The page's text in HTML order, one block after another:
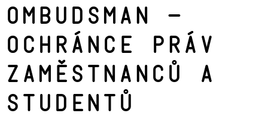
Ombudsman –
ochránce práv
zaměstnanců a
studentů